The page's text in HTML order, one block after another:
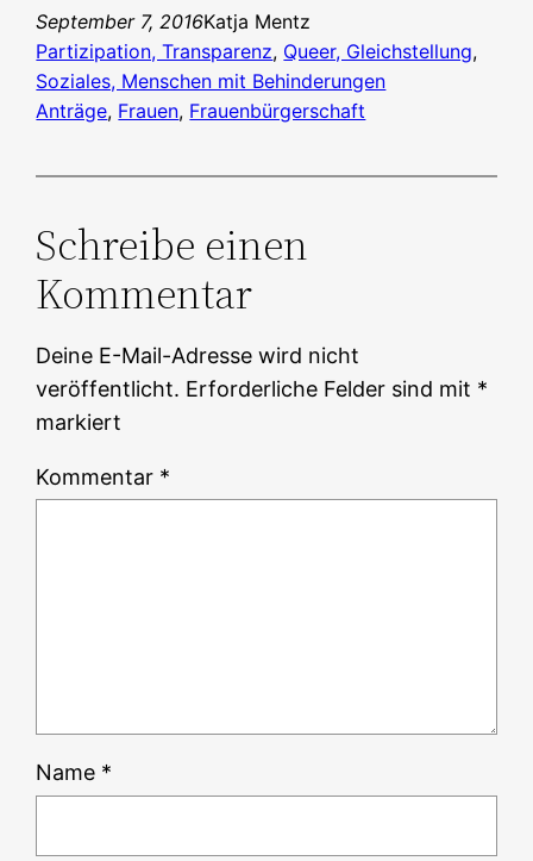
September 7, 2016Katja Mentz
Partizipation, Transparenz, Queer, Gleichstellung
Soziales, Menschen mit Behinderungen
Anträge, Frauen, Frauenbürgerschaft
Schreibe einen
Kommentar
Deine E-Mail-Adresse wird nicht
veröffentlicht. Erforderliche Felder sind mit *
markiert
Kommentar *
Name *